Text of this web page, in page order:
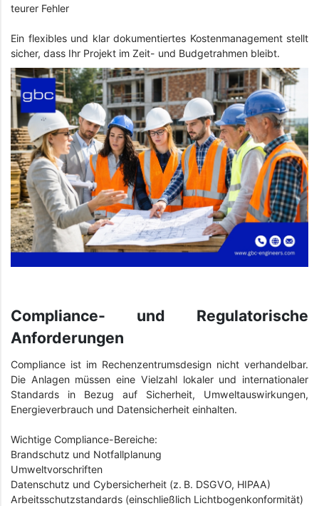
teurer Fehler
Ein flexibles und klar dokumentiertes Kostenmanagement stellt
sicher, dass Ihr Projekt im Zeit- und Budgetrahmen bleibt.
Compliance- und Regulatorische
Anforderungen
Compliance ist im Rechenzentrumsdesign nicht verhandelbar.
Die Anlagen müssen eine Vielzahl lokaler und internationaler
Standards in Bezug auf Sicherheit, Umweltauswirkungen,
Energieverbrauch und Datensicherheit einhalten.
Wichtige Compliance-Bereiche:
Brandschutz und Notfallplanung
Umweltvorschriften
Datenschutz und Cybersicherheit (z. B. DSGVO, HIPAA)
Arbeitsschutzstandards (einschließlich Lichtbogenkonformität)